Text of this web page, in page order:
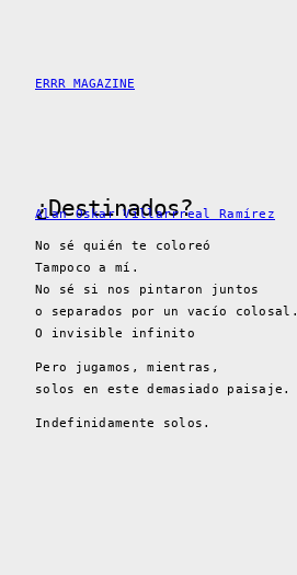
content
ERRR MAGAZINE
¿Destinados?
Alan Oskar Villarrreal Ramírez
No sé quién te coloreó
Tampoco a mí.
No sé si nos pintaron juntos
o separados por un vacío colosal.
O invisible infinito
Pero jugamos, mientras,
solos en este demasiado paisaje.
Indefinidamente solos.